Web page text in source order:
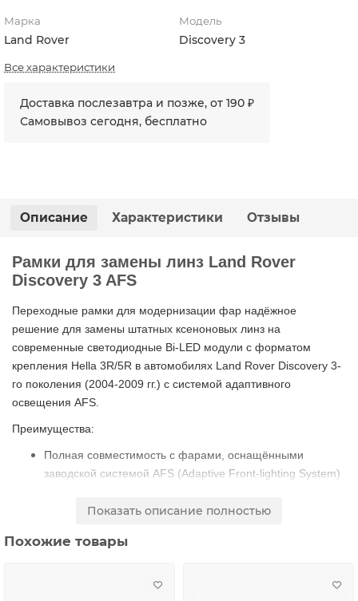
Марка
Land Rover
Модель
Discovery 3
Все характеристики
Доставка послезавтра и позже, от 190 ₽
Самовывоз сегодня, бесплатно
Описание Характеристики Отзывы
Рамки для замены линз Land Rover
Discovery 3 AFS
Переходные рамки для модернизации фар надёжное
решение для замены штатных ксеноновых линз на
современные светодиодные Bi-LED модули с форматом
крепления Hella 3R/5R в автомобилях Land Rover Discovery 3-
го поколения (2004-2009 гг.) с системой адаптивного
освещения AFS.
Преимущества:
Полная совместимость с фарами, оснащёнными
заводской системой AFS (Adaptive Front-lighting System)
оригинальные линзы Koito
установки новых модулей
Показать описание полностью
Похожие товары